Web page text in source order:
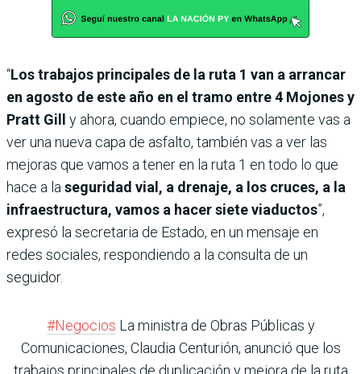
“Los trabajos principales de la ruta 1 van a arrancar
en agosto de este año en el tramo entre 4 Mojones y
Pratt Gill y ahora, cuando empiece, no solamente vas a
ver una nueva capa de asfalto, también vas a ver las
mejoras que vamos a tener en la ruta 1 en todo lo que
hace a laseguridad vial, a drenaje, a los cruces, a la
infraestructura, vamos a hacer siete viaductos”,
expresó la secretaria de Estado, en un mensaje en
redes sociales, respondiendo a la consulta de un
seguidor.
#Negocios La ministra de Obras Públicas y
Comunicaciones, Claudia Centurión, anunció que los